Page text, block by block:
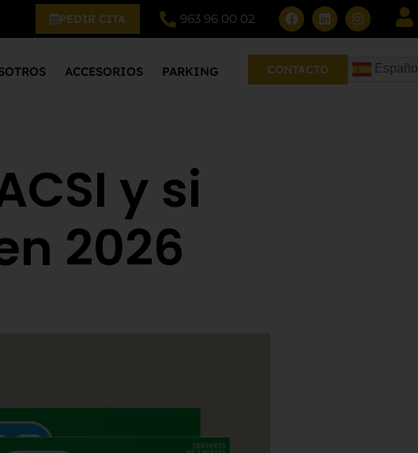
PEDIR CITA 963 96 00 02
ACCESORIOS PARKING CONTACTO
y si
2026